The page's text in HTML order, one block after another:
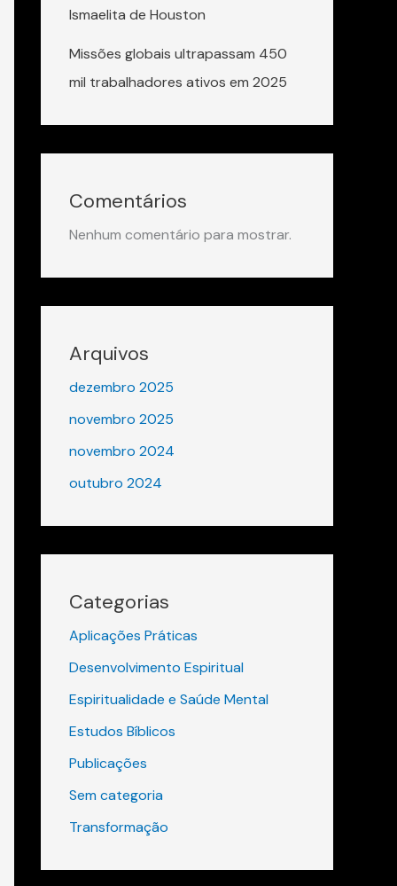
Ismaelita de Houston
Missões globais ultrapassam 450
mil trabalhadores ativos em 2025
Comentários
Nenhum comentário para mostrar.
Arquivos
dezembro 2025
novembro 2025
novembro 2024
outubro 2024
Categorias
Aplicações Práticas
Desenvolvimento Espiritual
Espiritualidade e Saúde Mental
Estudos Bíblicos
Publicações
Sem categoria
Transformação